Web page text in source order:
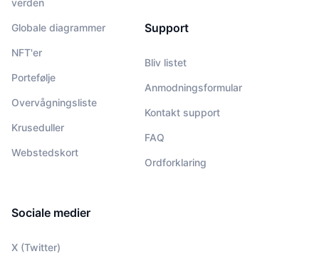
verden
Globale diagrammer
NFT'er
Portefølje
Overvågningsliste
Kruseduller
Webstedskort
Support
Bliv listet
Anmodningsformular
Kontakt support
FAQ
Ordforklaring
Sociale medier
X (Twitter)